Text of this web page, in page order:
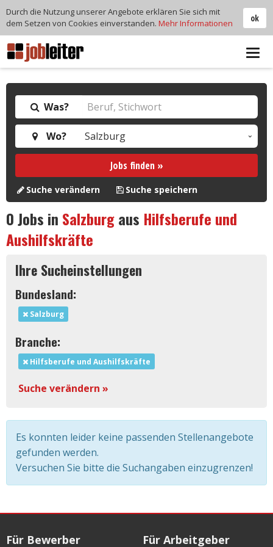
Was?
Wo?
Jobs finden »
Suche verändern Suche speichern
0Jobs in Salzburgaus Hilfsberufe und
Aushilfskräfte
Ihre Sucheinstellungen
Bundesland:
Salzburg
Branche:
Hilfsberufe und Aushilfskräfte
Suche verändern »
Es konnten leider keine passenden Stellenangebote
gefunden werden.
Versuchen Sie bitte die Suchangaben einzugrenzen!
Für Bewerber Für Arbeitgeber
ok
Durch die Nutzung unserer Angebote erklären Sie sich mit
dem Setzen von Cookies einverstanden. Mehr Informationen